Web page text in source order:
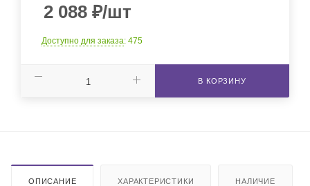
2 088 ₽/шт
Доступно для заказа: 475
В КОРЗИНУ
ОПИСАНИЕ ХАРАКТЕРИСТИКИ НАЛИЧИЕ